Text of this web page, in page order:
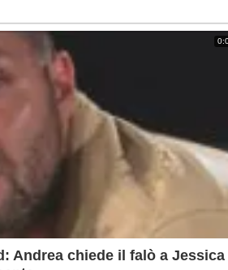
Andrea chiede il falò a Jessica